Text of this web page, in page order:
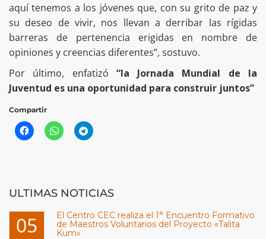
aquí tenemos a los jóvenes que, con su grito de paz y
su deseo de vivir, nos llevan a derribar las rígidas
barreras de pertenencia erigidas en nombre de
opiniones y creencias diferentes”, sostuvo.
Por último, enfatizó “la Jornada Mundial de la
Juventud es una oportunidad para construir juntos”
Compartir
ULTIMAS NOTICIAS
05
El Centro CEC realiza el 1° Encuentro Formativo
de Maestros Voluntarios del Proyecto «Talita
Kum»